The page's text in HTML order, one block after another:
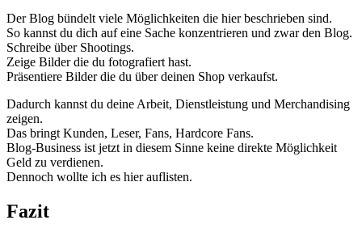
Der Blog bündelt viele Möglichkeiten die hier beschrieben sind.
So kannst du dich auf eine Sache konzentrieren und zwar den Blog.
Schreibe über Shootings.
Zeige Bilder die du fotografiert hast.
Präsentiere Bilder die du über deinen Shop verkaufst.
Dadurch kannst du deine Arbeit, Dienstleistung und Merchandising
zeigen.
Das bringt Kunden, Leser, Fans, Hardcore Fans.
Blog-Business ist jetzt in diesem Sinne keine direkte Möglichkeit
Geld zu verdienen.
Dennoch wollte ich es hier auflisten.
Fazit